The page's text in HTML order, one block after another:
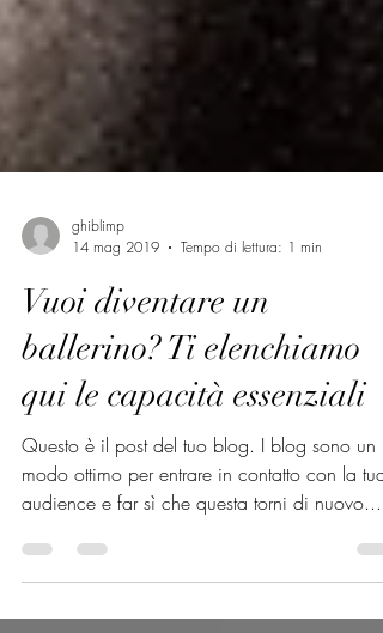
ghiblimp
14 mag 2019
Tempo di lettura: 1 min
Vuoi diventare un
ballerino? Ti elenchiamo
qui le capacità essenziali
Questo è il post del tuo blog. I blog sono un
audience e far sì che questa torni di nuovo...